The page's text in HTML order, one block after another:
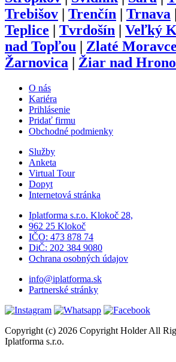
Trebišov
Trenčín Trnava
Teplice
Tvrdošín Veľký
nad Topľou
Zlaté Moravce
Žarnovica
Žiar nad
O nás
Kariéra
Prihlásenie
Pridať firmu
Obchodné podmienky
Služby
Anketa
Virtual Tour
Dopyt
Internetová stránka
Iplatforma s.r.o. Klokoč 28,
962 25 Klokoč
IČO: 473 878 74
DiČ: 202 384 9080
Ochrana osobných údajov
info@iplatforma.sk
Partnerské stránky
Copyright (c) 2026 Copyright Holder All
Iplatforma s.r.o.